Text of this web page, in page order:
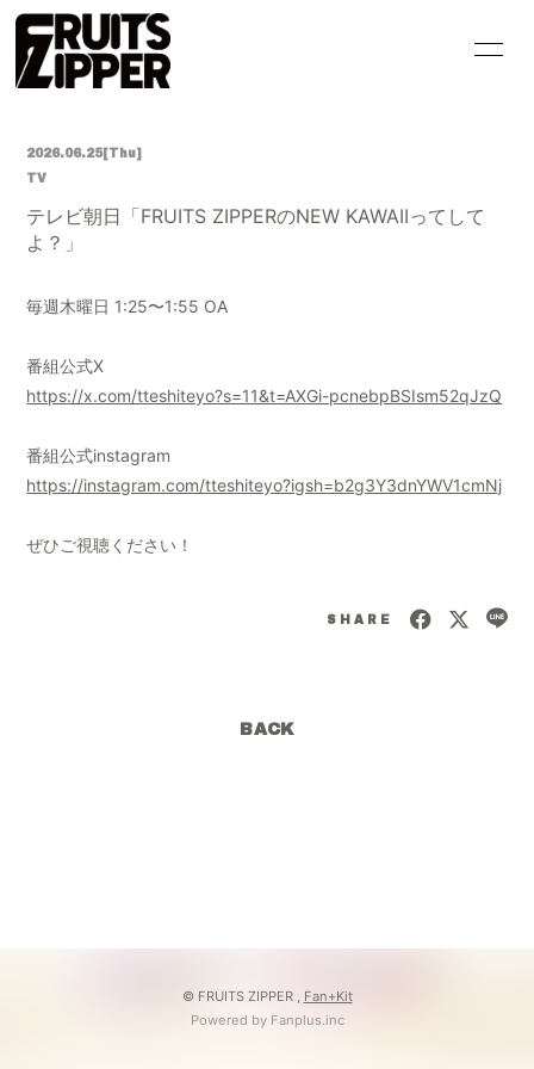
VIDEO DISCOGRAPHY
PHOTO Q&A
会員登録 ログイン
2026.06.25[Thu]
TV
テレビ朝日「FRUITS ZIPPERのNEW KAWAIIってして
よ？」
毎週木曜日 1:25〜1:55 OA
番組公式X
https://x.com/tteshiteyo?s=11&t=AXGi-pcnebpBSIsm52qJzQ
番組公式instagram
https://instagram.com/tteshiteyo?igsh=b2g3Y3dnYWV1cmNj
ぜひご視聴ください！
SHARE
BACK
© FRUITS ZIPPER , Fan+Kit
Powered by Fanplus.inc